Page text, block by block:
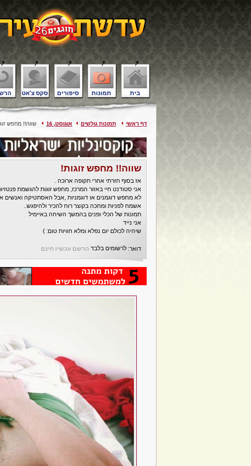
בית תמונות סיפורים סקס צ'אט
דף ראשי תמונות גולשים אוגוסט, 16 שווה!! מחפש
שווה!! מחפש זוגות!
אז בסוף חזרתי אחרי תקופה ארוכה .
אני סטודנט חיי באזור המרכז, מחפש זוגות להגשמת
לא מחפש דוגמנים או דוגמניות ,אבל האסתטיקה ואנשים
אשמח לפניות ומחכה בקוצר רוח להכיר ולהיפגש..
תמונות של הכלי ופנים בהמשך השיחה באיימיל
אני נייד
שיהיה לכולם יום נפלא ומלא חוויות טום: )
דואר: לרשומים בלבד הרשם עכשיו חינם